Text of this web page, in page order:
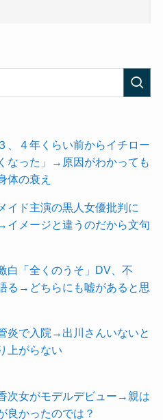
、４年くらい前からイチロー
なった」→原因がわかっても
体の衰え
イド主演の黒人女優批判に
イメージと違うのだから文句
白「全くのうそ」DV、不
る→どちらにも嘘があると思
炎で入院→出川さんいないと
上がらない
次女がモデルデビュー→親は
良かったのでは？